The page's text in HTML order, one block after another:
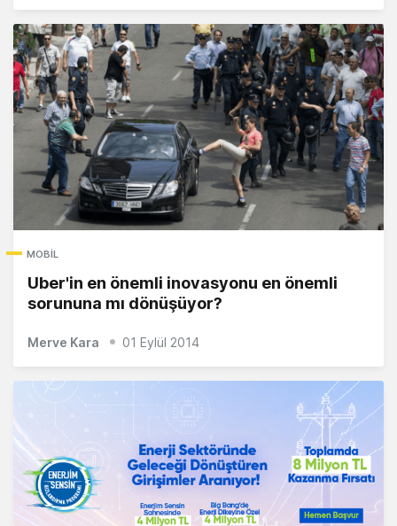
MOBIL
Uber'in en önemli inovasyonu en önemli
sorununa mı dönüşüyor?
Merve Kara 01 Eylül 2014